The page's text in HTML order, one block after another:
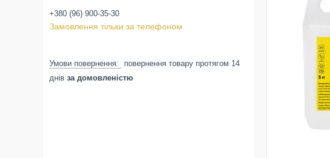
+380 (96) 900-35-30
Замовлення тільки за телефоном
повернення товару протягом 14
днів за домовленістю